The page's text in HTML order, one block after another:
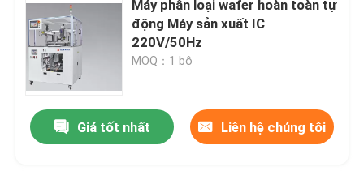
Máy phân loại wafer hoàn toàn tự
động Máy sản xuất IC
220V/50Hz
MOQ：1 bộ
Giá tốt nhất Liên hệ chúng tôi